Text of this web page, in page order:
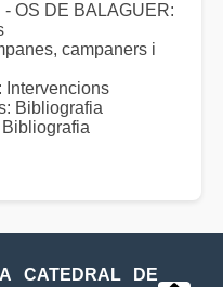
OS DE BALAGUER:
campaners i
Intervencions
Bibliografia
CATEDRAL DE